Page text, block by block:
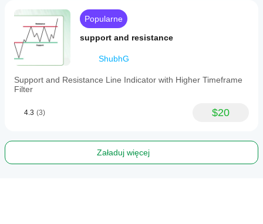
Popularne
support and resistance
ShubhG
Support and Resistance Line Indicator with Higher Timeframe
Filter
4.3 (3) $20
Załaduj więcej